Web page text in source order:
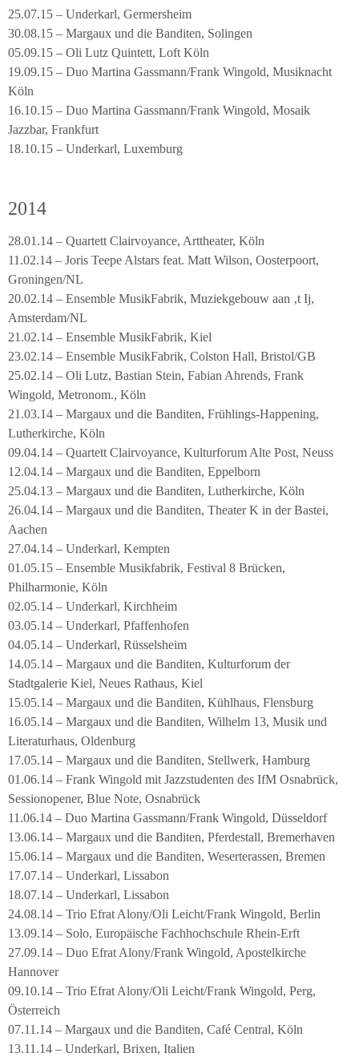
25.07.15 – Underkarl, Germersheim
30.08.15 – Margaux und die Banditen, Solingen
05.09.15 – Oli Lutz Quintett, Loft Köln
19.09.15 – Duo Martina Gassmann/Frank Wingold, Musiknacht
Köln
16.10.15 – Duo Martina Gassmann/Frank Wingold, Mosaik
Jazzbar, Frankfurt
18.10.15 – Underkarl, Luxemburg
2014
28.01.14 – Quartett Clairvoyance, Arttheater, Köln
11.02.14 – Joris Teepe Alstars feat. Matt Wilson, Oosterpoort,
Groningen/NL
20.02.14 – Ensemble MusikFabrik, Muziekgebouw aan ‚t Ij,
Amsterdam/NL
21.02.14 – Ensemble MusikFabrik, Kiel
23.02.14 – Ensemble MusikFabrik, Colston Hall, Bristol/GB
25.02.14 – Oli Lutz, Bastian Stein, Fabian Ahrends, Frank
Wingold, Metronom., Köln
21.03.14 – Margaux und die Banditen, Frühlings-Happening,
Lutherkirche, Köln
09.04.14 – Quartett Clairvoyance, Kulturforum Alte Post, Neuss
12.04.14 – Margaux und die Banditen, Eppelborn
25.04.13 – Margaux und die Banditen, Lutherkirche, Köln
26.04.14 – Margaux und die Banditen, Theater K in der Bastei,
Aachen
27.04.14 – Underkarl, Kempten
01.05.15 – Ensemble Musikfabrik, Festival 8 Brücken,
Philharmonie, Köln
02.05.14 – Underkarl, Kirchheim
03.05.14 – Underkarl, Pfaffenhofen
04.05.14 – Underkarl, Rüsselsheim
14.05.14 – Margaux und die Banditen, Kulturforum der
Stadtgalerie Kiel, Neues Rathaus, Kiel
15.05.14 – Margaux und die Banditen, Kühlhaus, Flensburg
16.05.14 – Margaux und die Banditen, Wilhelm 13, Musik und
Literaturhaus, Oldenburg
17.05.14 – Margaux und die Banditen, Stellwerk, Hamburg
01.06.14 – Frank Wingold mit Jazzstudenten des IfM Osnabrück,
Sessionopener, Blue Note, Osnabrück
11.06.14 – Duo Martina Gassmann/Frank Wingold, Düsseldorf
13.06.14 – Margaux und die Banditen, Pferdestall, Bremerhaven
15.06.14 – Margaux und die Banditen, Weserterassen, Bremen
17.07.14 – Underkarl, Lissabon
18.07.14 – Underkarl, Lissabon
24.08.14 – Trio Efrat Alony/Oli Leicht/Frank Wingold, Berlin
13.09.14 – Solo, Europäische Fachhochschule Rhein-Erft
27.09.14 – Duo Efrat Alony/Frank Wingold, Apostelkirche
Hannover
09.10.14 – Trio Efrat Alony/Oli Leicht/Frank Wingold, Perg,
Österreich
07.11.14 – Margaux und die Banditen, Café Central, Köln
13.11.14 – Underkarl, Brixen, Italien